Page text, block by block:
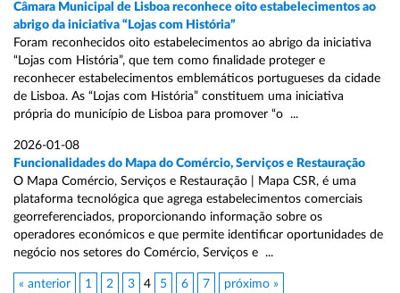
Câmara Municipal de Lisboa reconhece oito estabelecimentos ao
abrigo da iniciativa “Lojas com História”
Foram reconhecidos oito estabelecimentos ao abrigo da iniciativa
“Lojas com História”, que tem como finalidade proteger e
reconhecer estabelecimentos emblemáticos portugueses da cidade
de Lisboa. As “Lojas com História” constituem uma iniciativa
própria do município de Lisboa para promover “o ...
2026-01-08
Funcionalidades do Mapa do Comércio, Serviços e Restauração
O Mapa Comércio, Serviços e Restauração | Mapa CSR, é uma
plataforma tecnológica que agrega estabelecimentos comerciais
georreferenciados, proporcionando informação sobre os
operadores económicos e que permite identificar oportunidades de
negócio nos setores do Comércio, Serviços e ...
« anterior 1 2 3 4 5 6 7 próximo »